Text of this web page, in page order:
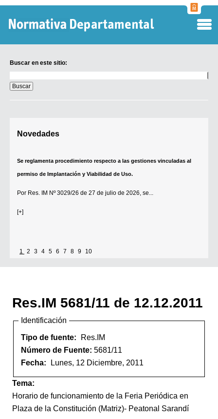
Buscar en este sitio:
en
este
sitio:
Novedades
Se reglamenta procedimiento respecto a las gestiones vinculadas al
permiso de Implantación y Viabilidad de Uso.
Por Res. IM Nº 3029/26 de 27 de julio de 2026, se...
[+]
1 2 3 4 5 6 7 8 9 10
Res.IM 5681/11 de 12.12.2011
Identificación
Tipo de fuente:
Res.IM
Número de Fuente: 5681/11
Fecha:
Lunes, 12 Diciembre, 2011
Tema:
Horario de funcionamiento de la Feria Periódica en
Plaza de la Constitución (Matriz)- Peatonal Sarandí